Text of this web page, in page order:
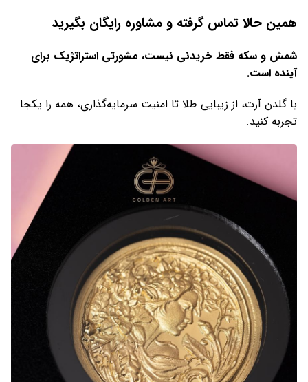
همین حالا تماس گرفته و مشاوره رایگان بگیرید
شمش و سکه فقط خریدنی نیست، مشورتی استراتژیک برای
آینده است.
با گلدن آرت، از زیبایی طلا تا امنیت سرمایه‌گذاری، همه را یکجا
تجربه کنید.